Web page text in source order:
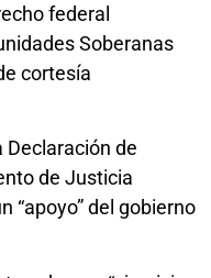
federal
Soberanas
cortesía
Declaración de
de Justicia
“apoyo” del gobierno